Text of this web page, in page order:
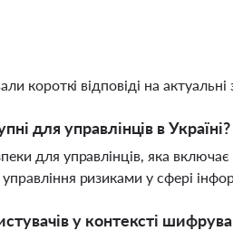
короткі відповіді на
для управлінців в Україні?
для управлінців, яка
ризиками у сфері
у контексті